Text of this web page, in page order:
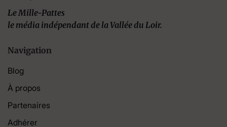
Le Mille-Pattes
le média indépendant de la Vallée du Loir.
Navigation
Blog
À propos
Partenaires
Adhérer